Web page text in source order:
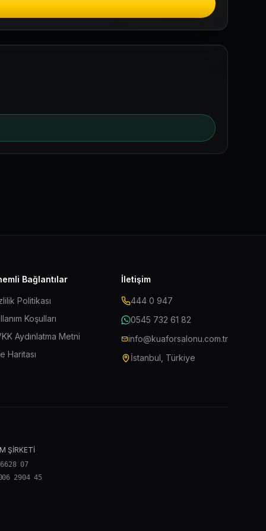
Bağlantılar
Politikası
Koşulları
Aydınlatma Metni
Haritası
İletişim
444 0 947
0545 732 61 82
info@kuaforsalonu.com.tr
İstanbul, Türkiye
ŞİRKETİ
07
2904 45